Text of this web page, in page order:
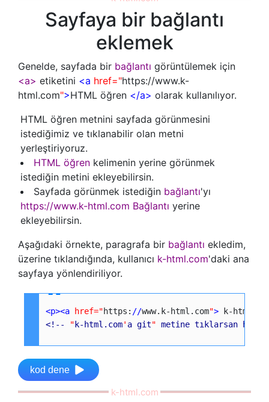
Sayfaya bir bağlantı
eklemek
Genelde, sayfada bir bağlantı görüntülemek için
<a> etiketini <a href="https://www.k-
html.com">HTML öğren </a> olarak kullanılıyor.
HTML öğren metnini sayfada görünmesini
istediğimiz ve tıklanabilir olan metni
yerleştiriyoruz.
HTML öğren kelimenin yerine görünmek
istediğin metini ekleyebilirsin.
Sayfada görünmek istediğin bağlantı'yı
https://www.k-html.com Bağlantı yerine
ekleyebilirsin.
Aşağıdaki örnekte, paragrafa bir bağlantı ekledim,
üzerine tıklandığında, kullanıcı k-html.com'daki ana
sayfaya yönlendiriliyor.
<p><a href="https: //www.k-html.com"> k-
<!--
" k-html.com' a git" metine tıklarsan
kod dene